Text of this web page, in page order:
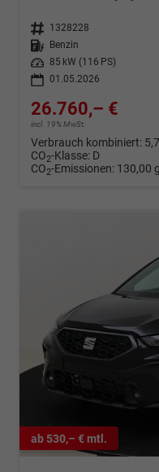
Fahrzeugnr. 1328228
Kraftstoff
Benzin
Leistung
85 kW (116 PS)
01.05.2026
26.760,– €
incl. 19% MwSt.
Verbrauch kombiniert:
CO2-Klasse: D
CO2-Emissionen: 130,00
ab 530,– € mtl.